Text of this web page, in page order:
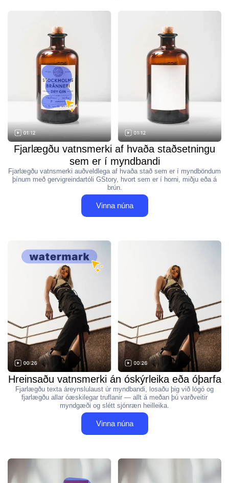
Fjarlægðu vatnsmerki af hvaða staðsetningu
sem er í myndbandi
Fjarlægðu vatnsmerki auðveldlega af hvaða stað sem er í myndböndum
þínum með gervigreindartóli GStory, hvort sem er í horni, miðju eða á
brún.
Vinna núna
Hreinsaðu vatnsmerki án óskýrleika eða óþarfa
Fjarlægðu texta áreynslulaust úr myndbandi, losaðu þig við lógó og
fjarlægðu allar óæskilegar truflanir — allt á meðan þú varðveitir
myndgæði og slétt sjónræn heilleika.
Vinna núna